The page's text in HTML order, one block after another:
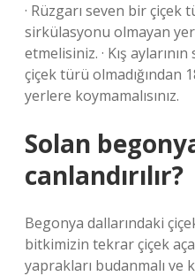
· Rüzgarı seven bir çiçek
sirkülasyonu olmayan
etmelisiniz. · Kış
çiçek türü olmadığından
yerlere koymamalısınız.
Solan
canlandırılır?
Begonya dallarındaki
bitkimizin tekrar çiçek
yaprakları budanmalı ve